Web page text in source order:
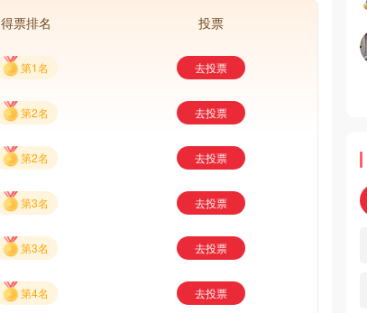
药品监督管理部门共监测违法药品广告
法保健食品广告148条次，目前已全部
中，违法情节严重、违法发布广告频次
得票排名 投票
第1名 去投票
第2名 去投票
第2名 去投票
第3名 去投票
第3名 去投票
第4名 去投票